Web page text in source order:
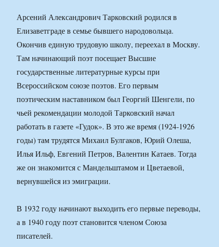
Арсений Александрович Тарковский родился в
Елизаветграде в семье бывшего народовольца.
Окончив единую трудовую школу, переехал в Москву.
Там начинающий поэт посещает Высшие
государственные литературные курсы при
Всероссийском союзе поэтов. Его первым
поэтическим наставником был Георгий Шенгели, по
чьей рекомендации молодой Тарковский начал
работать в газете «Гудок». В это же время (1924-1926
годы) там трудятся Михаил Булгаков, Юрий Олеша,
Илья Ильф, Евгений Петров, Валентин Катаев. Тогда
же он знакомится с Мандельштамом и Цветаевой,
вернувшейся из эмиграции.
В 1932 году начинают выходить его первые переводы,
а в 1940 году поэт становится членом Союза
писателей.